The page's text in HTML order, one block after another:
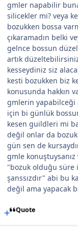
gmler napabilir
silicekler mi? veya
bozukken bossa
çıkaramadın belki
gelnce bossun
artık
kesseydiniz siz
kesti bozukken biz
konusunda hakkın
gmlerin yapabilceği
için bi günlük
kesen guildleri mi
değil onlar da
gün sen de
gmle konuştuysanız
"bozuk olduğu süre
şanssızdır" abi bu
değil ama yapacak
Quote